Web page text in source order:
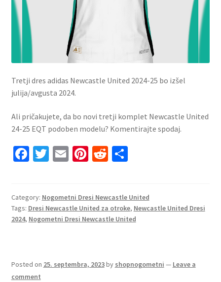
Tretji dres adidas Newcastle United 2024-25 bo izšel
julija/avgusta 2024.
Ali pričakujete, da bo novi tretji komplet Newcastle United
24-25 EQT podoben modelu? Komentirajte spodaj.
Fa
o
o
T
er
E
l
Pi
es
t
R
di
t
S
e
Category: Nogometni Dresi Newcastle United
Tags: Dresi Newcastle United za otroke, Newcastle United Dresi
2024, Nogometni Dresi Newcastle United
Posted on 25. septembra, 2023by shopnogometni — Leave a
comment